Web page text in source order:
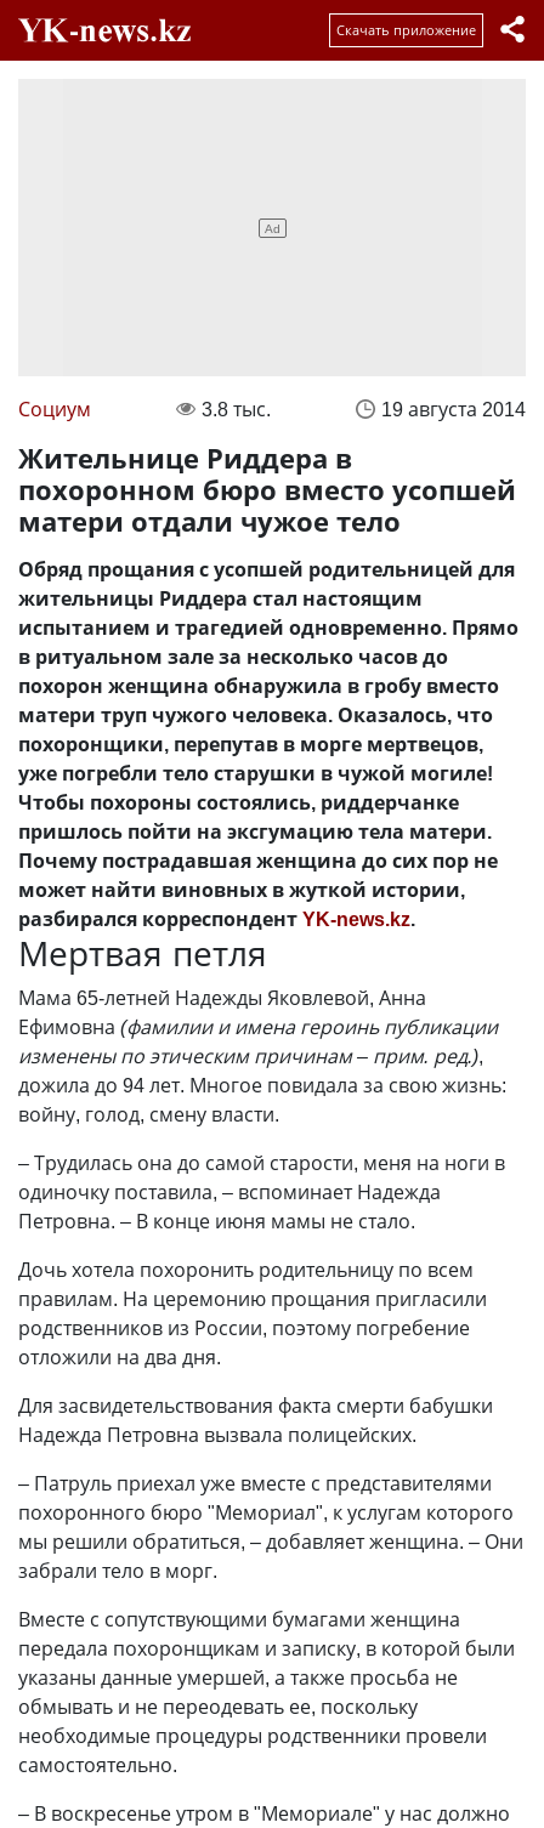
Скачать приложение
Социум 3.8 тыс. 19 августа 2014
Жительнице Риддера в
похоронном бюро вместо усопшей
матери отдали чужое тело
Обряд прощания с усопшей родительницей для
жительницы Риддера стал настоящим
испытанием и трагедией одновременно. Прямо
в ритуальном зале за несколько часов до
похорон женщина обнаружила в гробу вместо
матери труп чужого человека. Оказалось, что
похоронщики, перепутав в морге мертвецов,
уже погребли тело старушки в чужой могиле!
Чтобы похороны состоялись, риддерчанке
пришлось пойти на эксгумацию тела матери.
Почему пострадавшая женщина до сих пор не
может найти виновных в жуткой истории,
разбирался корреспондентYK-news.kz.
Мертвая петля
Мама 65-летней Надежды Яковлевой, Анна
Ефимовна (фамилии и имена героинь публикации
изменены по этическим причинам – прим. ред.),
дожила до 94 лет. Многое повидала за свою жизнь:
войну, голод, смену власти.
– Трудилась она до самой старости, меня на ноги в
одиночку поставила, – вспоминает Надежда
Петровна. – В конце июня мамы не стало.
Дочь хотела похоронить родительницу по всем
правилам. На церемонию прощания пригласили
родственников из России, поэтому погребение
отложили на два дня.
Для засвидетельствования факта смерти бабушки
Надежда Петровна вызвала полицейских.
– Патруль приехал уже вместе с представителями
похоронного бюро "Мемориал", к услугам которого
мы решили обратиться, – добавляет женщина. – Они
забрали тело в морг.
Вместе с сопутствующими бумагами женщина
передала похоронщикам и записку, в которой были
указаны данные умершей, а также просьба не
обмывать и не переодевать ее, поскольку
необходимые процедуры родственники провели
самостоятельно.
– В воскресенье утром в "Мемориале" у нас должно